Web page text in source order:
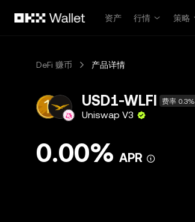
资产
行情 策略
DeFi 赚币 产品详情
USD1-WLFI 费率 0.3%
Uniswap V3
0.00% APR